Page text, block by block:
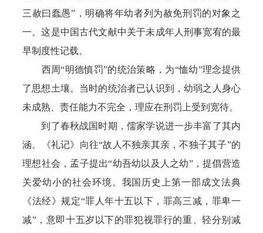
三赦曰蠢愚”，明确将年幼者列为赦免刑罚的对象之
一。这是中国古代文献中关于未成年人刑事宽宥的最
早制度性记载。
西周“明德慎罚”的统治策略，为“恤幼”理念提供
了思想土壤。当时的统治者已认识到，幼弱之人身心
未成熟、责任能力不完全，理应在刑罚上受到宽待。
到了春秋战国时期，儒家学说进一步丰富了其内
涵。《礼记》向往“故人不独亲其亲，不独子其子”的
理想社会，孟子提出“幼吾幼以及人之幼”，提倡营造
关爱幼小的社会环境。我国历史上第一部成文法典
《法经》规定“罪人年十五以下，罪高三减，罪卑一
减”，意即十五岁以下的罪犯视罪行的重、轻分别减